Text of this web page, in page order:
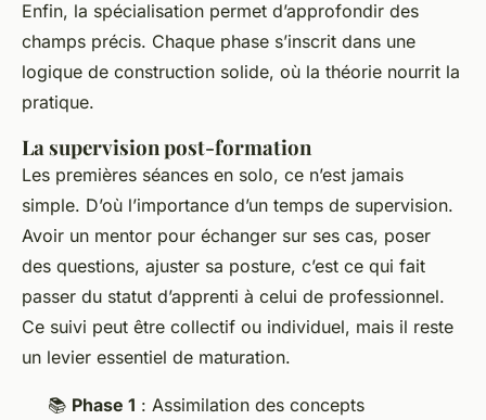
Enfin, la spécialisation permet d’approfondir des
champs précis. Chaque phase s’inscrit dans une
logique de construction solide, où la théorie nourrit la
pratique.
La supervision post-formation
Les premières séances en solo, ce n’est jamais
simple. D’où l’importance d’un temps de supervision.
Avoir un mentor pour échanger sur ses cas, poser
des questions, ajuster sa posture, c’est ce qui fait
passer du statut d’apprenti à celui de professionnel.
Ce suivi peut être collectif ou individuel, mais il reste
un levier essentiel de maturation.
📚 Phase 1 : Assimilation des concepts